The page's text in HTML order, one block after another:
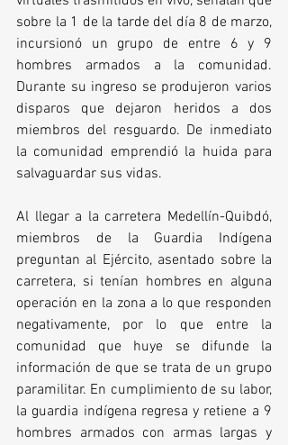
sobre la 1 de la tarde del día 8 de marzo,
incursionó un grupo de entre 6 y 9
hombres armados a la comunidad.
Durante su ingreso se produjeron varios
disparos que dejaron heridos a dos
miembros del resguardo. De inmediato
la comunidad emprendió la huida para
salvaguardar sus vidas.
Al llegar a la carretera Medellín-Quibdó,
miembros de la Guardia Indígena
preguntan al Ejército, asentado sobre la
carretera, si tenían hombres en alguna
operación en la zona a lo que responden
negativamente, por lo que entre la
comunidad que huye se difunde la
información de que se trata de un grupo
paramilitar. En cumplimiento de su labor,
la guardia indígena regresa y retiene a 9
hombres armados con armas largas y